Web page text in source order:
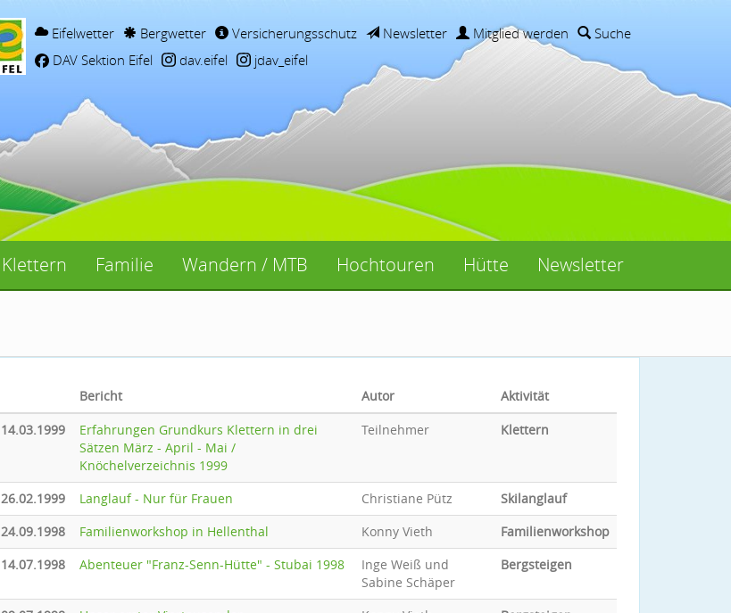
Eifelwetter Bergwetter Versicherungsschutz Newsletter Mitglied werden
Suche
DAV Sektion Eifel
dav.eifel jdav_eifel
Klettern Familie Wandern / MTB Hochtouren Hütte Newsletter
Bericht Autor
Aktivität
14.03.1999
Erfahrungen Grundkurs Klettern in drei
Sätzen März - April - Mai /
Knöchelverzeichnis 1999
Teilnehmer Klettern
26.02.1999 Langlauf - Nur für Frauen Christiane Pütz
Skilanglauf
24.09.1998
Familienworkshop in Hellenthal Konny Vieth
Familienworkshop
14.07.1998
Abenteuer "Franz-Senn-Hütte" - Stubai 1998
Inge Weiß und
Sabine Schäper
Bergsteigen